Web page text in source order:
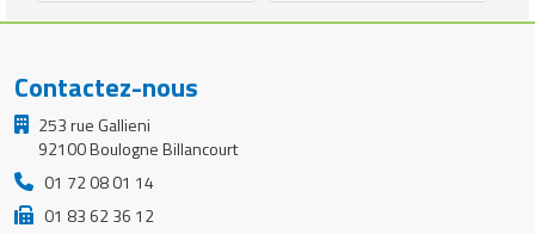
Contactez-nous
253 rue Gallieni
92100 Boulogne Billancourt
01 72 08 01 14
01 83 62 36 12